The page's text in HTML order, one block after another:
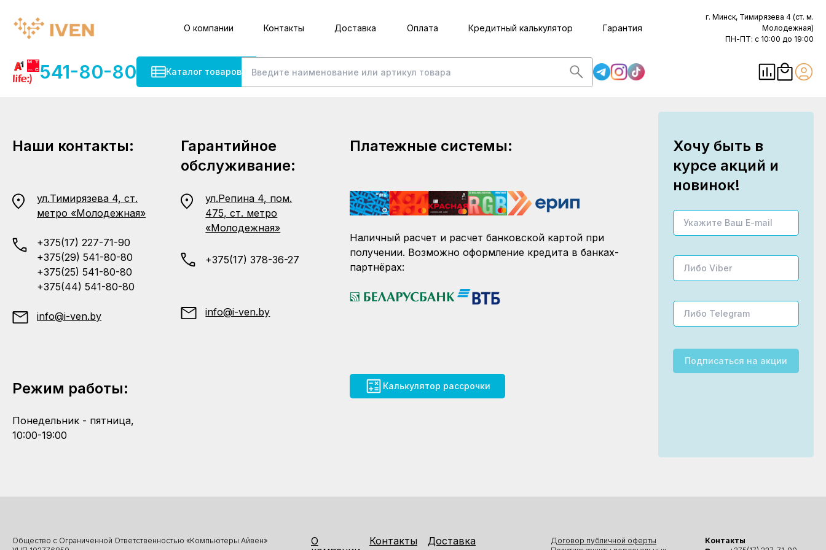
О компании Контакты Доставка Оплата Кредитный калькулятор Гарантия
г. Минск, Тимирязева 4 (ст. м.
Молодежная)
ПН-ПТ: с 10:00 до 19:00
541-80-80 Каталог товаров
Наши контакты:
ул.Тимирязева 4, ст.
метро «Молодежная»
+375(17) 227-71-90
+375(29) 541-80-80
+375(25) 541-80-80
+375(44) 541-80-80
info@i-ven.by
Гарантийное
обслуживание:
ул.Репина 4, пом.
475, ст. метро
«Молодежная»
+375(17) 378-36-27
info@i-ven.by
Платежные системы:
Наличный расчет и расчет банковской картой при
получении. Возможно оформление кредита в банках-
партнёрах:
Режим работы:
Понедельник - пятница,
10:00-19:00
Калькулятор рассрочки
Хочу быть в
курсе акций и
новинок!
Подписаться на акции
Общество с Ограниченной Ответственностью «Компьютеры Айвен»
О
Контакты Доставка
Договор публичной оферты
Контакты